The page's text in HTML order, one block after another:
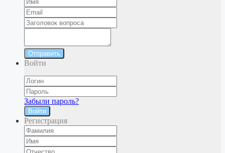
Отправить
Войти
Забыли пароль?
Войти
Регистрация